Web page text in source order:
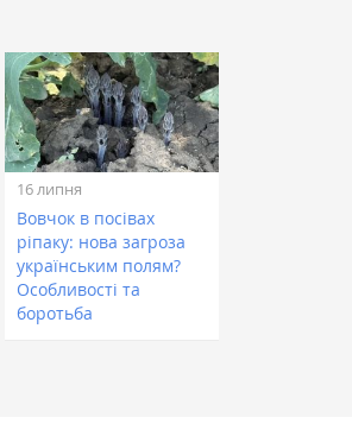
16 липня
Вовчок в посівах
ріпаку: нова загроза
українським полям?
Особливості та
боротьба